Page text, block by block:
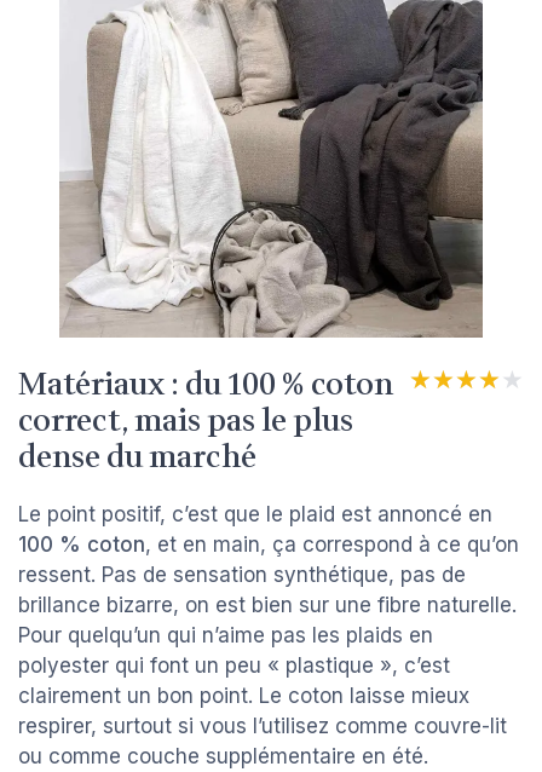
Matériaux : du 100 % coton
correct, mais pas le plus
dense du marché
★★★★★
★★★★★
Le point positif, c’est que le plaid est annoncé en
100 % coton, et en main, ça correspond à ce qu’on
ressent. Pas de sensation synthétique, pas de
brillance bizarre, on est bien sur une fibre naturelle.
Pour quelqu’un qui n’aime pas les plaids en
polyester qui font un peu « plastique », c’est
clairement un bon point. Le coton laisse mieux
respirer, surtout si vous l’utilisez comme couvre-lit
ou comme couche supplémentaire en été.